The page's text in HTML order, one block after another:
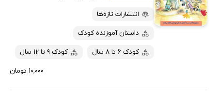
انتشارات تازه‌ها
داستان آموزنده کودک
کودک 6 تا 8 سال کودک 9 تا 12 سال
۱۰,۰۰۰ تومان